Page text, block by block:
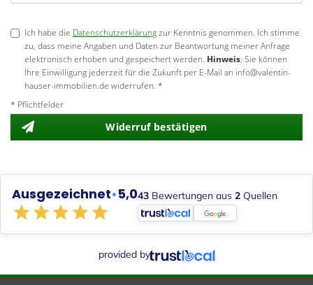
Ich habe die Datenschutzerklärungzur Kenntnis genommen. Ich stimme
zu, dass meine Angaben und Daten zur Beantwortung meiner Anfrage
elektronisch erhoben und gespeichert werden. Hinweis: Sie können
Ihre Einwilligung jederzeit für die Zukunft per E-Mail an info@valentin-
hauser-immobilien.de widerrufen. *
* Pflichtfelder
Widerruf bestätigen
Ausgezeichnet•5,043 Bewertungen aus 2 Quellen
provided by